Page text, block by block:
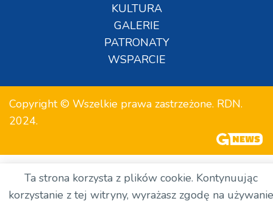
KULTURA
GALERIE
PATRONATY
WSPARCIE
Copyright © Wszelkie prawa zastrzeżone. RDN.
2024.
Ta strona korzysta z plików cookie. Kontynuując
korzystanie z tej witryny, wyrażasz zgodę na używanie